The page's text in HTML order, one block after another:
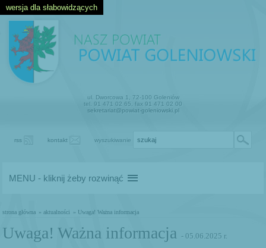
wersja dla słabowidzących
ul. Dworcowa 1, 72-100 Goleniów
tel. 91 471 02 65, fax 91 471 02 00
sekretariat@powiat-goleniowski.pl
rss kontakt wyszukiwanie
MENU - kliknij żeby rozwinąć
strona główna » aktualności » Uwaga! Ważna informacja
Uwaga! Ważna informacja - 05.06.2025 r.